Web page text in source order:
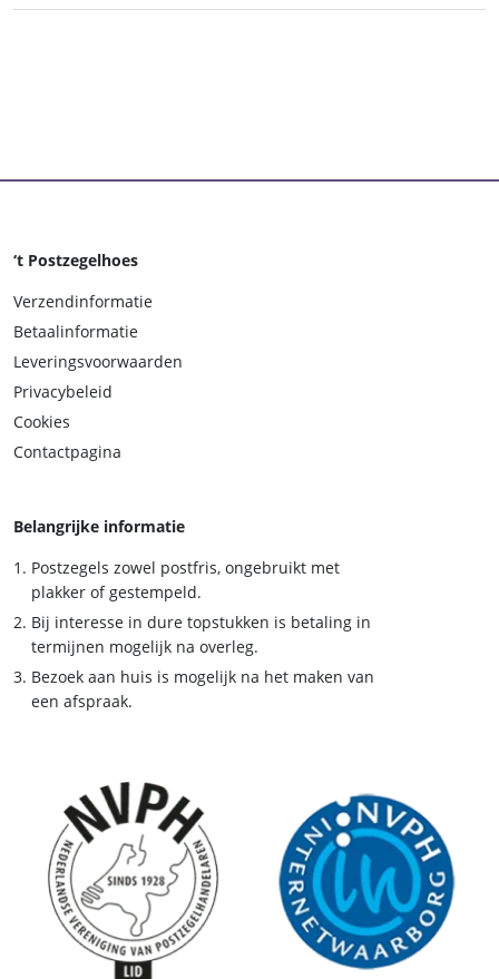
‘t Postzegelhoes
Verzendinformatie
Betaalinformatie
Leveringsvoorwaarden
Privacybeleid
Cookies
Contactpagina
Belangrijke informatie
Postzegels zowel postfris, ongebruikt met
plakker of gestempeld.
Bij interesse in dure topstukken is betaling in
termijnen mogelijk na overleg.
Bezoek aan huis is mogelijk na het maken van
een afspraak.